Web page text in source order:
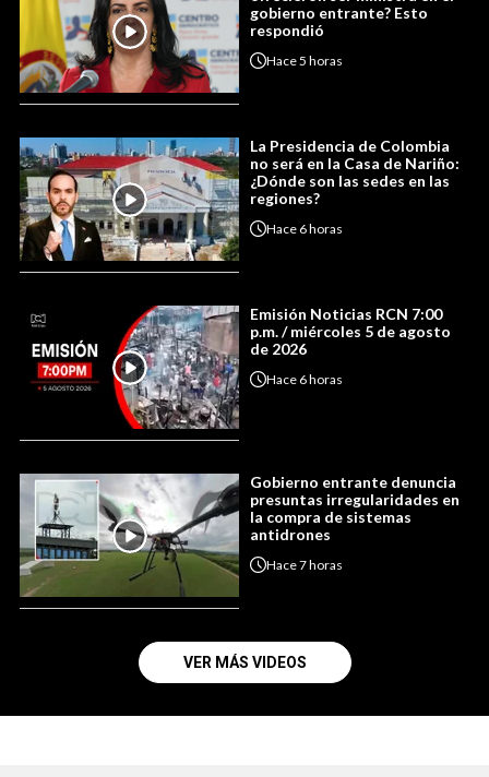
gobierno entrante? Esto
respondió
Hace5 horas
La Presidencia de Colombia
no será en la Casa de Nariño:
¿Dónde son las sedes en las
regiones?
Hace 6 horas
Emisión Noticias RCN 7:00
p.m. / miércoles 5 de agosto
de 2026
Hace 6 horas
Gobierno entrante denuncia
presuntas irregularidades en
la compra de sistemas
antidrones
Hace7 horas
VER MÁS VIDEOS